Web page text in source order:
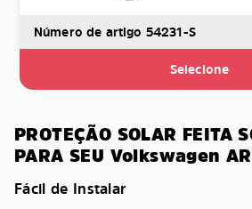
Número de artigo 54231-S
Selecione
PROTEÇÃO SOLAR FEITA
PARA SEU Volkswagen
Fácil de Instalar